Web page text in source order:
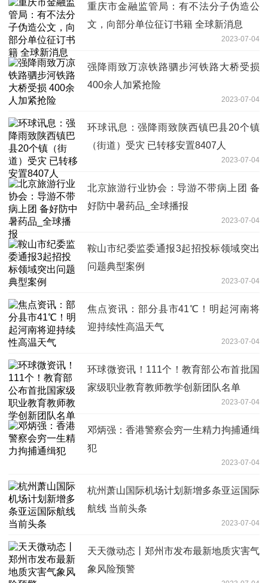
重庆市金融监管局：有不法分子伪造公
文，向部分单位征订书籍 全球新消息
2023-07-04
强降雨致万凉铁路驷步河铁路大桥受损
400余人加紧抢险
2023-07-04
环球讯息：强降雨致陕西镇巴县20个镇
（街道）受灾 已转移安置8407人
2023-07-04
北京旅游行业协会：导游不带病上团 备
好防中暑药品_全球播报
2023-07-04
鞍山市纪委监委通报3起招投标领域突出
问题典型案例
2023-07-04
焦点资讯：部分县市41℃！明起河南将
迎持续性高温天气
2023-07-04
环球微资讯！111个！教育部公布首批国
家级职业教育教师教学创新团队名单
2023-07-04
邓炳强：香港警察会穷一生精力拘捕通缉
犯
2023-07-04
杭州萧山国际机场计划新增多条亚运国际
航线 当前头条
2023-07-04
天天微动态丨郑州市发布最新地质灾害气
象风险预警